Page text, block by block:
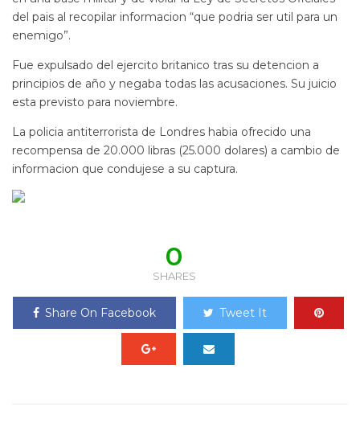
del pais al recopilar informacion “que podria ser util para un
enemigo”.
Fue expulsado del ejercito britanico tras su detencion a
principios de año y negaba todas las acusaciones. Su juicio
esta previsto para noviembre.
La policia antiterrorista de Londres habia ofrecido una
recompensa de 20.000 libras (25.000 dolares) a cambio de
informacion que condujese a su captura.
0
SHARES
Share On Facebook Tweet It